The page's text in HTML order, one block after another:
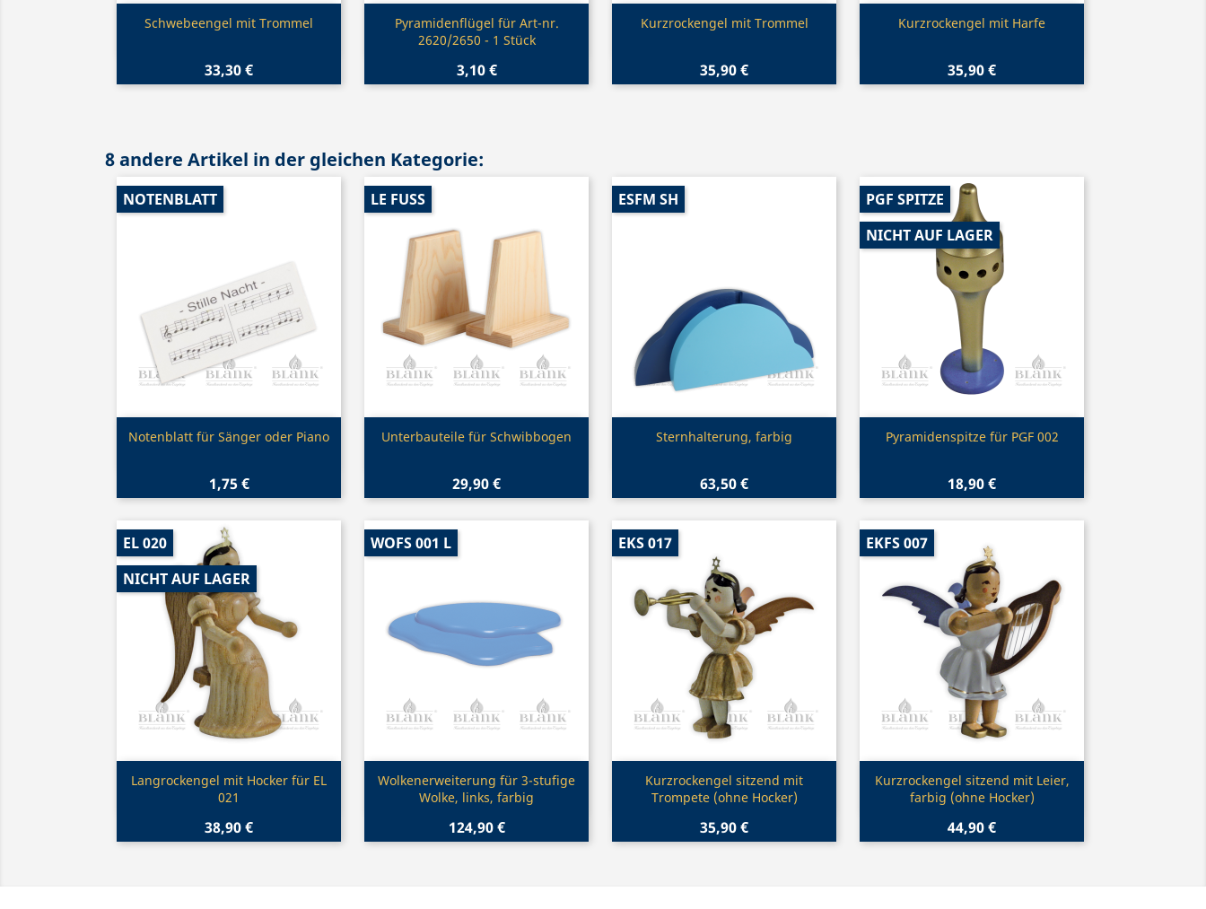
Vorschau
Schwebeengel mit Trommel
33,30 €
Vorschau
Pyramidenflügel für Art-nr.
2620/2650 - 1 Stück
3,10 €
Vorschau
Kurzrockengel mit Trommel
35,90 €
Vorschau
Kurzrockengel mit Harfe
35,90 €
8 andere Artikel in der gleichen Kategorie:
Vorschau
Notenblatt für Sänger oder Piano
1,75 €
NOTENBLATT
Vorschau
Unterbauteile für Schwibbogen
29,90 €
LE FUSS
Vorschau
Sternhalterung, farbig
63,50 €
ESFM SH
Vorschau
Pyramidenspitze für PGF 002
18,90 €
PGF SPITZE
NICHT AUF LAGER
Vorschau
Langrockengel mit Hocker für EL
021
38,90 €
EL 020
NICHT AUF LAGER
Vorschau
Wolkenerweiterung für 3-stufige
Wolke, links, farbig
124,90 €
WOFS 001 L
Vorschau
Kurzrockengel sitzend mit
Trompete (ohne Hocker)
35,90 €
EKS 017
Vorschau
Kurzrockengel sitzend mit Leier,
farbig (ohne Hocker)
44,90 €
EKFS 007